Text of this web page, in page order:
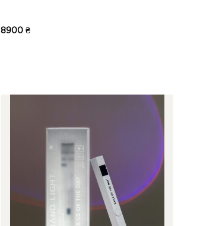
8900 ₴